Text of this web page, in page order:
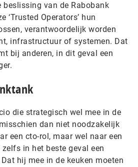
beslissing van de Rabobank
‘Trusted Operators’ hun
verantwoordelijk worden
infrastructuur of systemen. Dat
bij anderen, in dit geval een
die strategisch wel mee in de
dan niet noodzakelijk
een cto-rol, maar wel naar een
in het beste geval een
hij mee in de keuken moeten